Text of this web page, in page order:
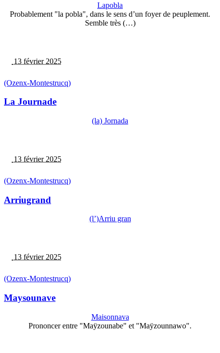
Lapobla
Probablement "la pobla", dans le sens d’un foyer de peuplement.
Semble très (…)
13 février 2025
(Ozenx-Montestrucq)
La Journade
(la) Jornada
13 février 2025
(Ozenx-Montestrucq)
Arriugrand
(l’)Arriu gran
13 février 2025
(Ozenx-Montestrucq)
Maysounave
Maisonnava
Prononcer entre "Maÿzounabe" et "Maÿzounnawo".